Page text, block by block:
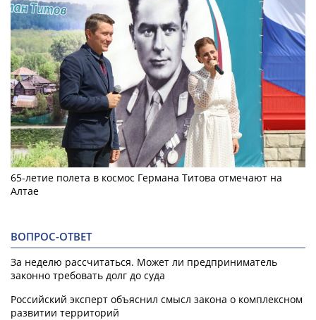
65-летие полета в космос Германа Титова отмечают на
Алтае
ВОПРОС-ОТВЕТ
За неделю рассчитаться. Может ли предприниматель
законно требовать долг до суда
Российский эксперт объяснил смысл закона о комплексном
развитии территорий